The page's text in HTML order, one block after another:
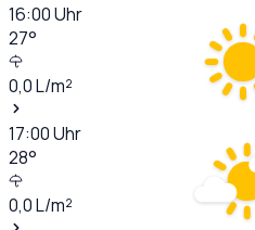
16:00Uhr
27°
0,0L/m²
17:00Uhr
28°
0,0L/m²